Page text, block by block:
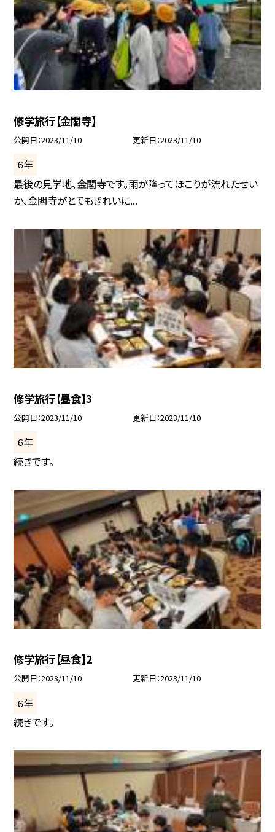
修学旅行【金閣寺】
公開日 2023/11/10 更新日 2023/11/10
６年
最後の見学地、金閣寺です。雨が降ってほこりが流れたせい
か、金閣寺がとてもきれいに...
修学旅行【昼食】3
公開日 2023/11/10 更新日 2023/11/10
６年
続きです。
修学旅行【昼食】2
公開日 2023/11/10 更新日 2023/11/10
６年
続きです。